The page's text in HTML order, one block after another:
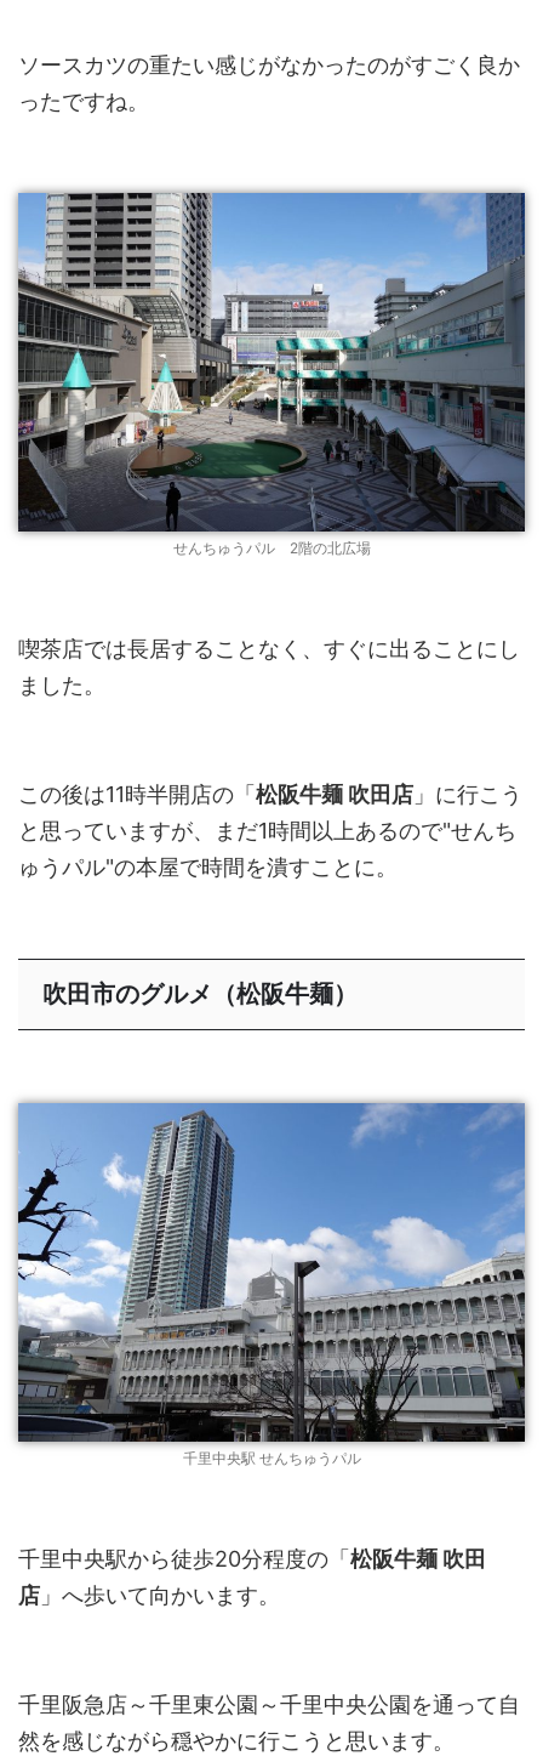
ソースカツの重たい感じがなかったのがすごく良か
ったですね。
せんちゅうパル 2階の北広場
喫茶店では長居することなく、すぐに出ることにし
ました。
この後は11時半開店の「 松阪牛麺 吹田店 」に行こう
と思っていますが、まだ1時間以上あるので"せんち
ゅうパル"の本屋で時間を潰すことに。
吹田市のグルメ（松阪牛麺）
千里中央駅 せんちゅうパル
千里中央駅から徒歩20分程度の「松阪牛麺 吹田
店 」へ歩いて向かいます。
千里阪急店～千里東公園～千里中央公園を通って自
然を感じながら穏やかに行こうと思います。